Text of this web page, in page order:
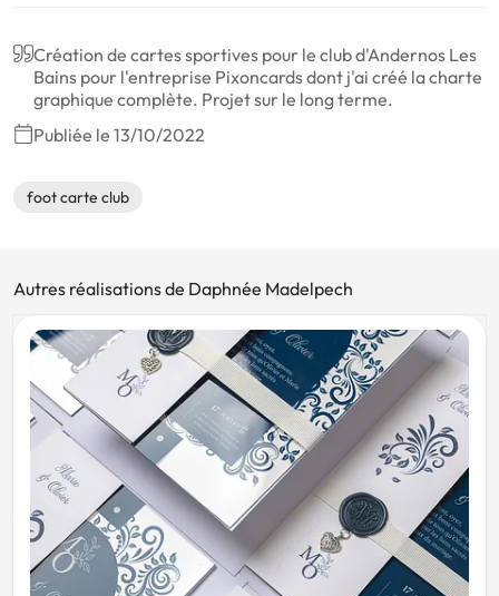
Création de cartes sportives pour le club d'Andernos Les
Bains pour l'entreprise Pixoncards dont j'ai créé la charte
graphique complète. Projet sur le long terme.
Publiée le 13/10/2022
foot carte club
Autres réalisations de Daphnée Madelpech